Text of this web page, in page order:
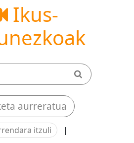
Ikus-
aurreratua
itzuli |